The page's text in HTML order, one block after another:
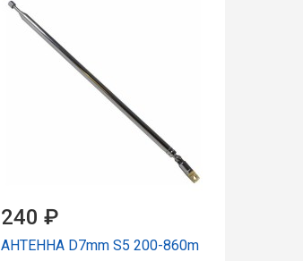
240 ₽
АНТЕННА D7mm S5 200-860m